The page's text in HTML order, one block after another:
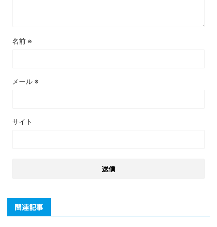
名前 ※
メール ※
サイト
関連記事